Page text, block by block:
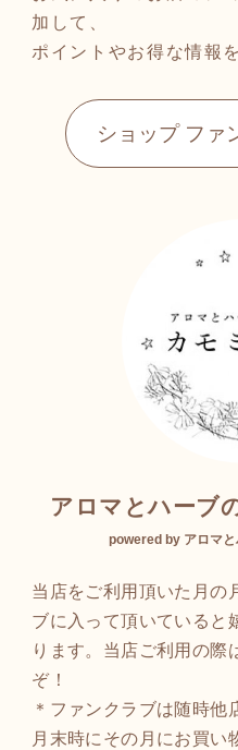
加して、
ポイントやお得な情報
ショップ ファ
アロマとハーブ
powered by アロマ
当店をご利用頂いた月の
ブに入って頂いていると
ります。当店ご利用の際
ぞ！
＊ファンクラブは随時他
月末時にその月にお買い